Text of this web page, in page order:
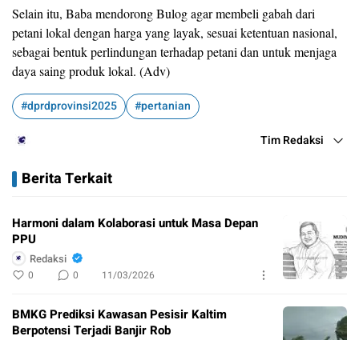
Selain itu, Baba mendorong Bulog agar membeli gabah dari
petani lokal dengan harga yang layak, sesuai ketentuan nasional,
sebagai bentuk perlindungan terhadap petani dan untuk menjaga
daya saing produk lokal. (Adv)
#dprdprovinsi2025 #pertanian
Tim Redaksi
Berita Terkait
Harmoni dalam Kolaborasi untuk Masa Depan
PPU
Redaksi
0 0 11/03/2026
BMKG Prediksi Kawasan Pesisir Kaltim
Berpotensi Terjadi Banjir Rob